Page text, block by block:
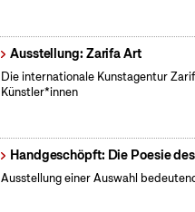
Ausstellung: Zarifa Art
Die internationale Kunstagentur
Künstler*innen
Handgeschöpft: Die Poesie
Ausstellung einer Auswahl